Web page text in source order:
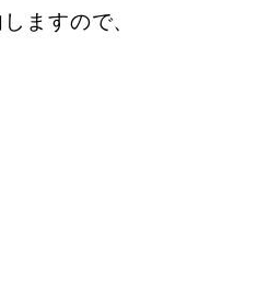
ますので、